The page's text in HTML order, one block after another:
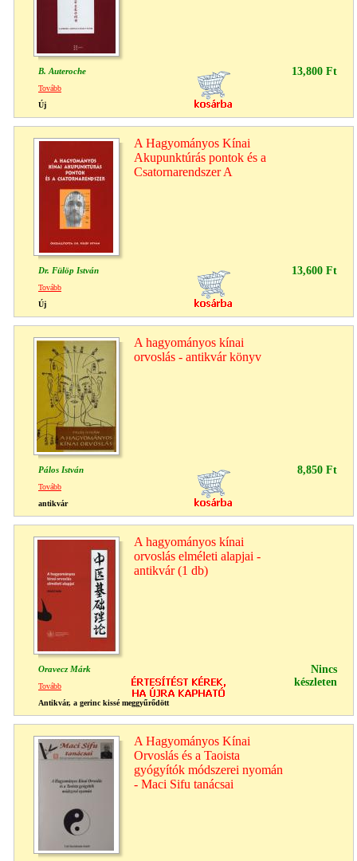
B. Auteroche 13,800 Ft
Tovább
Új
A Hagyományos Kínai
Akupunktúrás pontok és a
Csatornarendszer A
Dr. Fülöp István 13,600 Ft
Tovább
Új
A hagyományos kínai
orvoslás - antikvár könyv
Pálos István 8,850 Ft
Tovább
antikvár
A hagyományos kínai
orvoslás elméleti alapjai -
antikvár (1 db)
Oravecz Márk
Nincs
készleten
Tovább
Antikvár, a gerinc kissé meggyűrődött
A Hagyományos Kínai
Orvoslás és a Taoista
gyógyítók módszerei nyomán
- Maci Sifu tanácsai